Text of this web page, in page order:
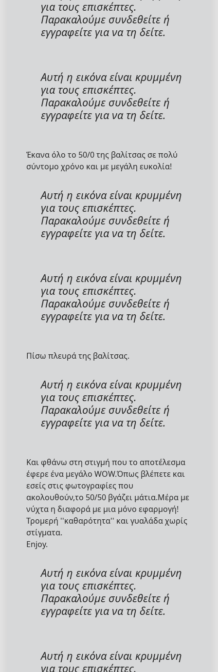
για τους επισκέπτες.
Παρακαλούμε συνδεθείτε ή
εγγραφείτε για να τη δείτε.
Αυτή η εικόνα είναι κρυμμένη
για τους επισκέπτες.
Παρακαλούμε συνδεθείτε ή
εγγραφείτε για να τη δείτε.
Έκανα όλο το 50/0 της βαλίτσας σε πολύ
σύντομο χρόνο και με μεγάλη ευκολία!
Αυτή η εικόνα είναι κρυμμένη
για τους επισκέπτες.
Παρακαλούμε συνδεθείτε ή
εγγραφείτε για να τη δείτε.
Αυτή η εικόνα είναι κρυμμένη
για τους επισκέπτες.
Παρακαλούμε συνδεθείτε ή
εγγραφείτε για να τη δείτε.
Πίσω πλευρά της βαλίτσας.
Αυτή η εικόνα είναι κρυμμένη
για τους επισκέπτες.
Παρακαλούμε συνδεθείτε ή
εγγραφείτε για να τη δείτε.
Και φθάνω στη στιγμή που το αποτέλεσμα
έφερε ένα μεγάλο WOW.Όπως βλέπετε και
εσείς στις φωτογραφίες που
ακολουθούν,το 50/50 βγάζει μάτια.Μέρα με
νύχτα η διαφορά με μια μόνο εφαρμογή!
Τρομερή ''καθαρότητα'' και γυαλάδα χωρίς
στίγματα.
Enjoy.
Αυτή η εικόνα είναι κρυμμένη
για τους επισκέπτες.
Παρακαλούμε συνδεθείτε ή
εγγραφείτε για να τη δείτε.
Αυτή η εικόνα είναι κρυμμένη
για τους επισκέπτες.